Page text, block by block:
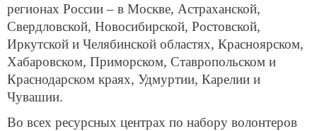
регионах России – в Москве, Астраханской,
Свердловской, Новосибирской, Ростовской,
Иркутской и Челябинской областях, Красноярском,
Хабаровском, Приморском, Ставропольском и
Краснодарском краях, Удмуртии, Карелии и
Чувашии.
Во всех ресурсных центрах по набору волонтеров